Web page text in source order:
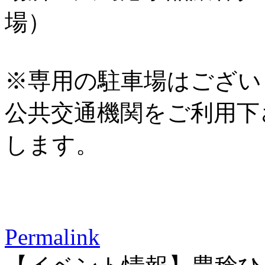
場）
※専用の駐車場はござ
公共交通機関をご利用
します。
Permalink